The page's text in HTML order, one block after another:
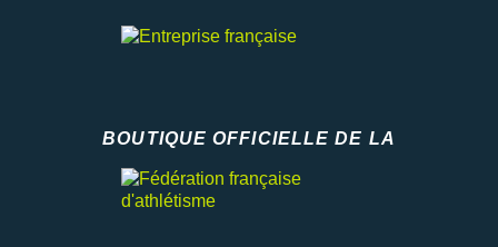
BOUTIQUE OFFICIELLE DE LA